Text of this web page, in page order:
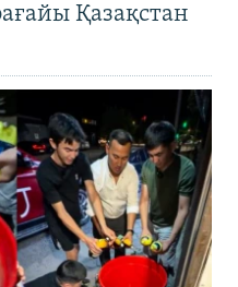
Қазақстан